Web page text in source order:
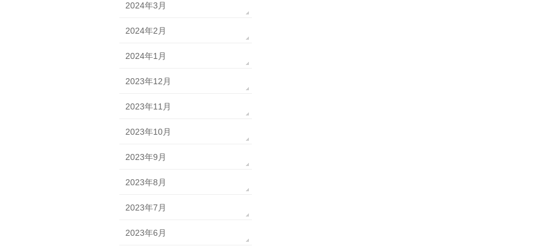
2024年3月
2024年2月
2024年1月
2023年12月
2023年11月
2023年10月
2023年9月
2023年8月
2023年7月
2023年6月